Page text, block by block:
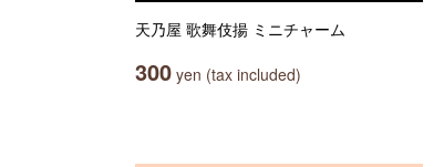
天乃屋 歌舞伎揚 ミニチャーム
300 yen (tax included)